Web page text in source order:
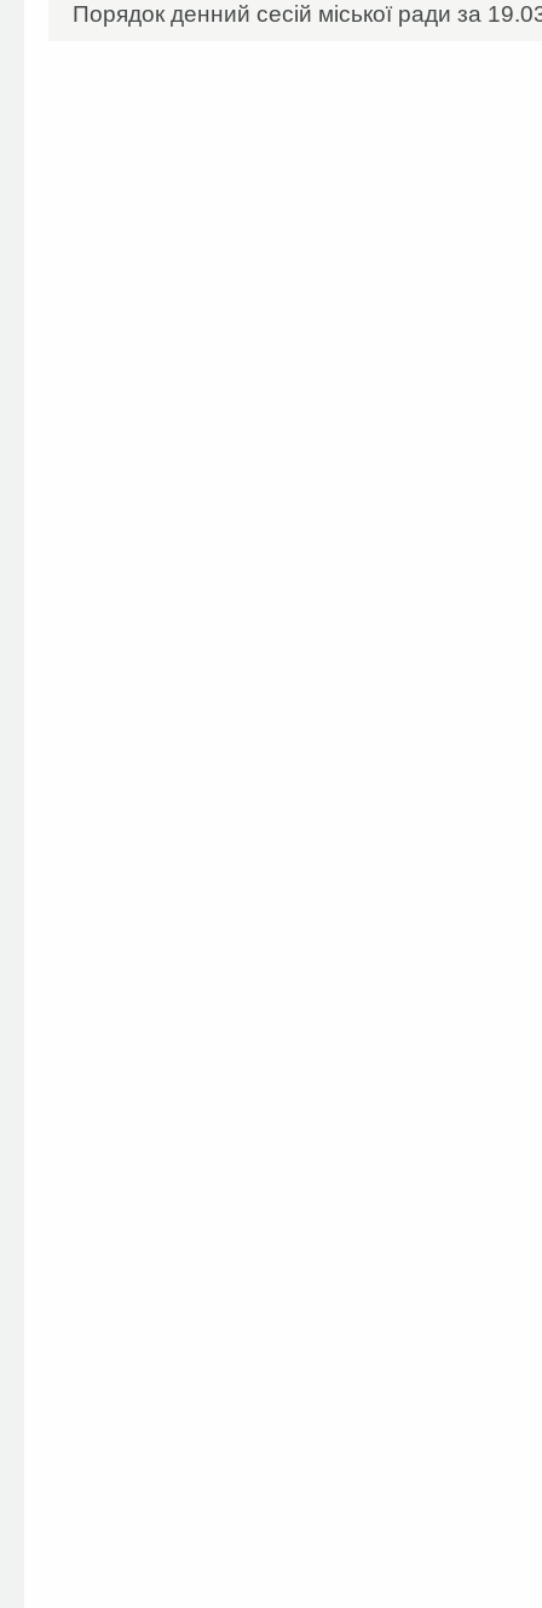
Порядок денний сесій міської ради за